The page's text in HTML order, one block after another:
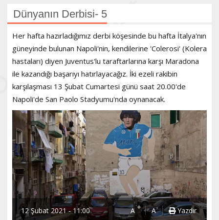
Dünyanın Derbisi- 5
Her hafta hazırladığımız derbi köşesinde bu hafta İtalya'nın
güneyinde bulunan Napoli'nin, kendilerine 'Colerosi' (Kolera
hastaları) diyen Juventus'lu taraftarlarına karşı Maradona
ile kazandığı başarıyı hatırlayacağız. İki ezeli rakibin
karşılaşması 13 Şubat Cumartesi günü saat 20.00'de
Napoli'de San Paolo Stadyumu'nda oynanacak.
12 Şubat 2021 - 11:00 A + A- Yazdır